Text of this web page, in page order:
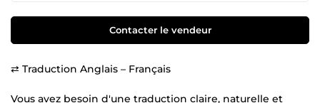
Contacter le vendeur
⇄ Traduction Anglais – Français
Vous avez besoin d'une traduction claire, naturelle et